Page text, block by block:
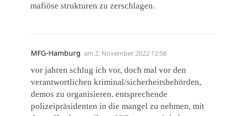
mafiöse strukturen zu zerschlagen.
MFG-Hamburg am 2. November 2022 12:58
vor jahren schlug ich vor, doch mal vor den
verantwortlichen kriminal/sicherheitsbehörden,
demos zu organisieren. entsprechende
polizeipräsidenten in die mangel zu nehmen, mit